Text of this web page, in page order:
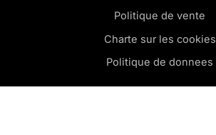
Politique de vente
Charte sur les cookies
Politique de donnees